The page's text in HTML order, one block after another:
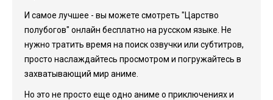
И самое лучшее - вы можете смотреть "Царство
полубогов" онлайн бесплатно на русском языке. Не
нужно тратить время на поиск озвучки или субтитров,
просто наслаждайтесь просмотром и погружайтесь в
захватывающий мир аниме.
Но это не просто еще одно аниме о приключениях и